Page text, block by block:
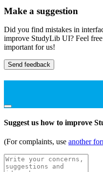
Make a suggestion
Did you find mistakes in
improve StudyLib UI? Feel
important for us!
Send feedback
Suggest us how to improve
(For complaints, use another